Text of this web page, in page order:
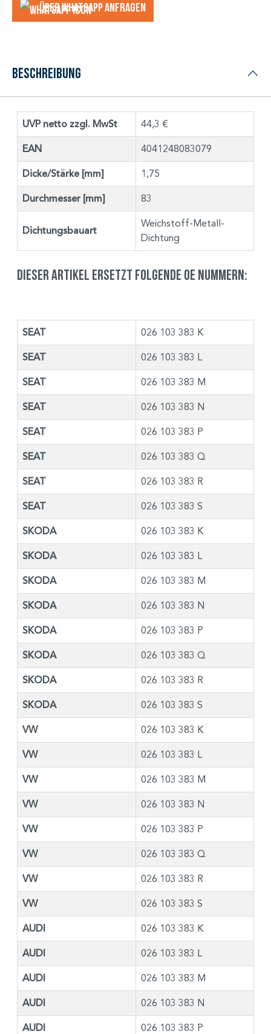
Über WhatsApp anfragеn
Beschreibung
UVP netto zzgl. MwSt 44,3 €
EAN 4041248083079
Dicke/Stärke [mm] 1,75
Durchmesser [mm] 83
Dichtungsbauart
Weichstoff-Metall-
Dichtung
Dieser Artikel ersetzt folgende OE Nummern:
SEAT 026 103 383 K
SEAT 026 103 383 L
SEAT 026 103 383 M
SEAT 026 103 383 N
SEAT 026 103 383 P
SEAT 026 103 383 Q
SEAT 026 103 383 R
SEAT 026 103 383 S
SKODA 026 103 383 K
SKODA 026 103 383 L
SKODA 026 103 383 M
SKODA 026 103 383 N
SKODA 026 103 383 P
SKODA 026 103 383 Q
SKODA 026 103 383 R
SKODA 026 103 383 S
VW 026 103 383 K
VW 026 103 383 L
VW 026 103 383 M
VW 026 103 383 N
VW 026 103 383 P
VW 026 103 383 Q
VW 026 103 383 R
VW 026 103 383 S
AUDI 026 103 383 K
AUDI 026 103 383 L
AUDI 026 103 383 M
AUDI 026 103 383 N
AUDI 026 103 383 P